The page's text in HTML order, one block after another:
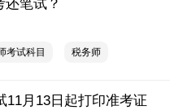
笔试？
考试科目 税务师
11月13日起打印准考证